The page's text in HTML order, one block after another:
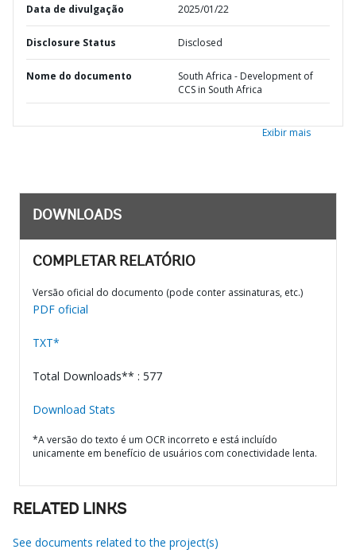
Data de divulgação 2025/01/22
Disclosure Status Disclosed
Nome do documento
South Africa - Development of
CCS in South Africa
Exibir mais
DOWNLOADS
COMPLETAR RELATÓRIO
Versão oficial do documento (pode conter assinaturas, etc.)
PDF oficial
TXT*
Total Downloads** : 577
Download Stats
*A versão do texto é um OCR incorreto e está incluído
unicamente em benefício de usuários com conectividade lenta.
RELATED LINKS
See documents related to the project(s)